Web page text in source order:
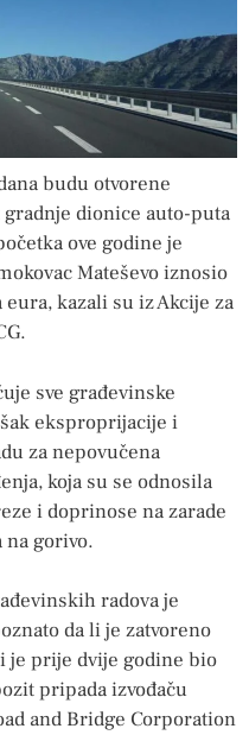
budu otvorene
dionice auto-puta
ove godine je
Mateševo iznosio
kazali su iz Akcije za
sve građevinske
eksproprijacije i
za nepovučena
koja su se odnosila
i doprinose na zarade
na gorivo.
radova je
da li je zatvoreno
je prije dvije godine bio
pripada izvođaču
and Bridge Corporation